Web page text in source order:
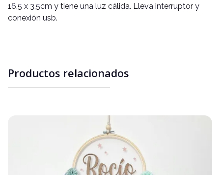
16,5 x 3,5cm y tiene una luz cálida. Lleva interruptor y
conexión usb.
Productos relacionados